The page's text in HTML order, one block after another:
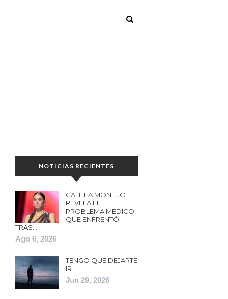
NOTICIAS RECIENTES
GALILEA MONTIJO
REVELA EL
PROBLEMA MÉDICO
QUE ENFRENTÓ
TRAS…
Ago 6, 2026
TENGO QUE DEJARTE
IR
Jun 29, 2026